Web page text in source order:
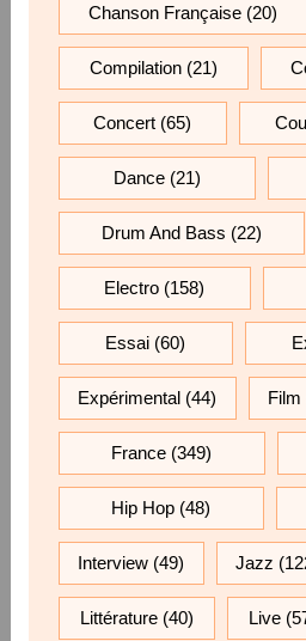
Chanson Française (20)
Compilation(21)
Concert (65)
Dance(21)
Drum And Bass (22)
Electro (158)
Essai (60)
Expérimental (44) Film
France (349)
Hip Hop (48)
Interview (49) Jazz
Littérature(40) Live